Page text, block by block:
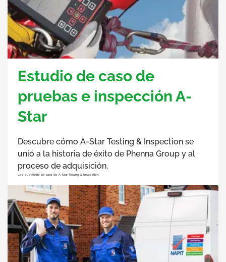
Estudio de caso de
pruebas e inspección A-
Star
Descubre cómo A-Star Testing & Inspection se
unió a la historia de éxito de Phenna Group y al
proceso de adquisición.
Lee el estudio de caso de A-Star Testing & Inspection